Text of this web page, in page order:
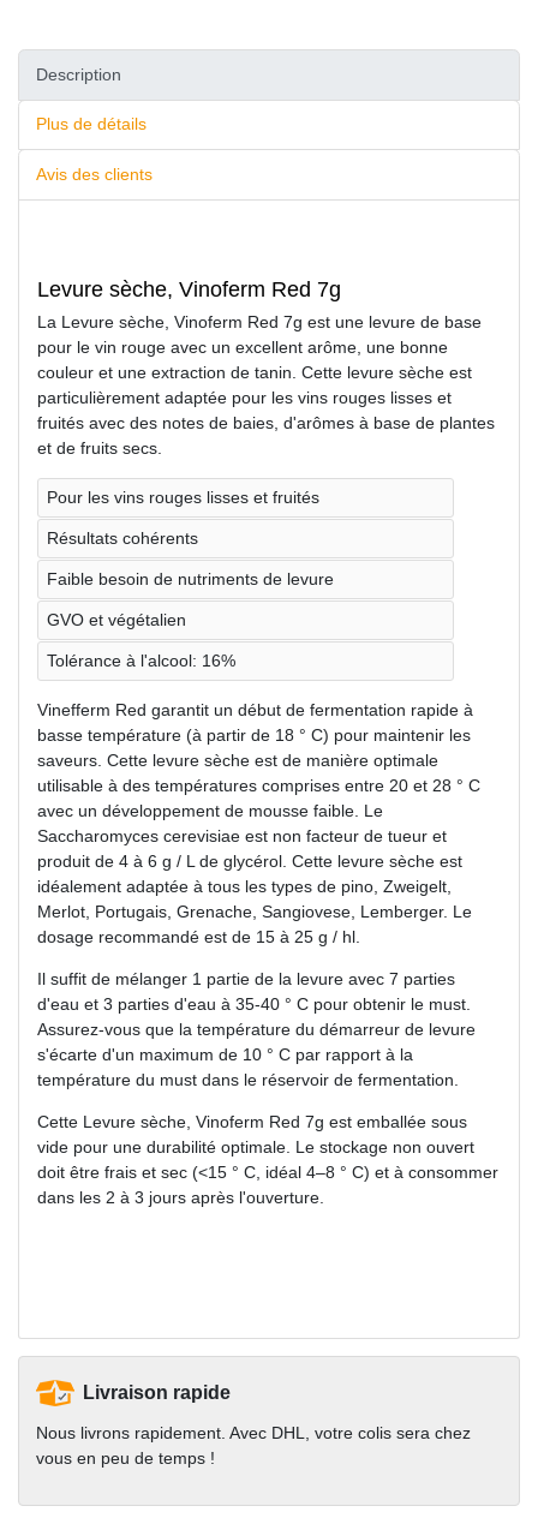
Description
Plus de détails
Avis des clients
Levure sèche, Vinoferm Red 7g
La Levure sèche, Vinoferm Red 7g est une levure de base
pour le vin rouge avec un excellent arôme, une bonne
couleur et une extraction de tanin. Cette levure sèche est
particulièrement adaptée pour les vins rouges lisses et
fruités avec des notes de baies, d'arômes à base de plantes
et de fruits secs.
Pour les vins rouges lisses et fruités
Résultats cohérents
Faible besoin de nutriments de levure
GVO et végétalien
Tolérance à l'alcool: 16%
Vinefferm Red garantit un début de fermentation rapide à
basse température (à partir de 18 ° C) pour maintenir les
saveurs. Cette levure sèche est de manière optimale
utilisable à des températures comprises entre 20 et 28 ° C
avec un développement de mousse faible. Le
Saccharomyces cerevisiae est non facteur de tueur et
produit de 4 à 6 g / L de glycérol. Cette levure sèche est
idéalement adaptée à tous les types de pino, Zweigelt,
Merlot, Portugais, Grenache, Sangiovese, Lemberger. Le
dosage recommandé est de 15 à 25 g / hl.
Il suffit de mélanger 1 partie de la levure avec 7 parties
d'eau et 3 parties d'eau à 35-40 ° C pour obtenir le must.
Assurez-vous que la température du démarreur de levure
s'écarte d'un maximum de 10 ° C par rapport à la
température du must dans le réservoir de fermentation.
Cette Levure sèche, Vinoferm Red 7g est emballée sous
vide pour une durabilité optimale. Le stockage non ouvert
doit être frais et sec (<15 ° C, idéal 4–8 ° C) et à consommer
dans les 2 à 3 jours après l'ouverture.
Livraison rapide
Nous livrons rapidement. Avec DHL, votre colis sera chez
vous en peu de temps !